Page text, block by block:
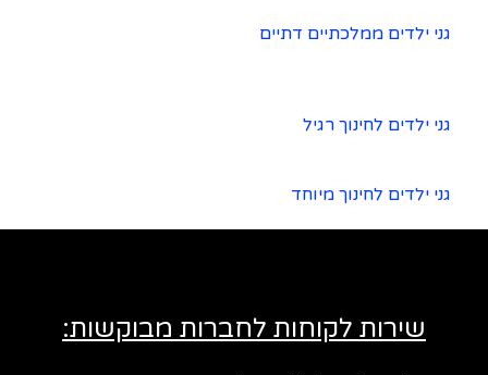
גני ילדים ממלכתיים דתיים
גני ילדים לחינוך רגיל
גני ילדים לחינוך מיוחד
שירות לקוחות לחברות מבוקשות: